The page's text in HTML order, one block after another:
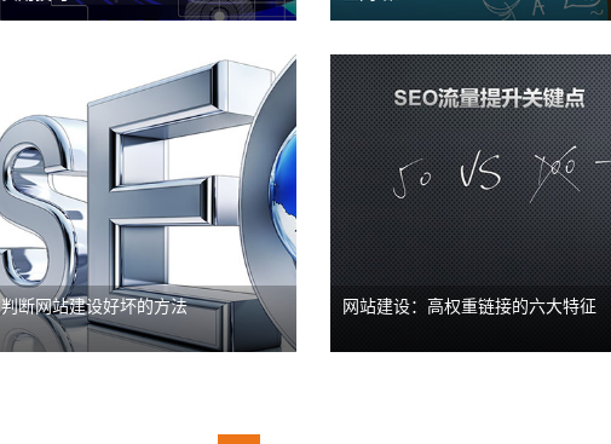
判断网站建设好坏的方法 网站建设：高权重链接的六大特征